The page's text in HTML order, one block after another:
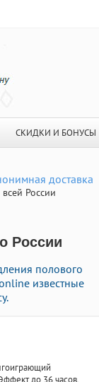
СКИДКИ И БОНУСЫ
доставка
всей России
России
полового
известные